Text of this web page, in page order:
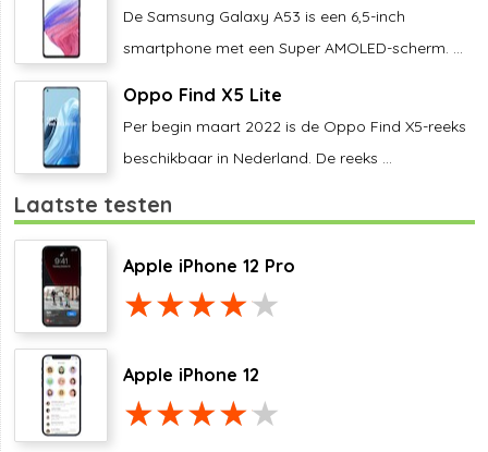
De Samsung Galaxy A53 is een 6,5-inch
smartphone met een Super AMOLED-scherm. ...
Oppo Find X5 Lite
Per begin maart 2022 is de Oppo Find X5-reeks
beschikbaar in Nederland. De reeks ...
Laatste testen
Apple iPhone 12 Pro
Apple iPhone 12